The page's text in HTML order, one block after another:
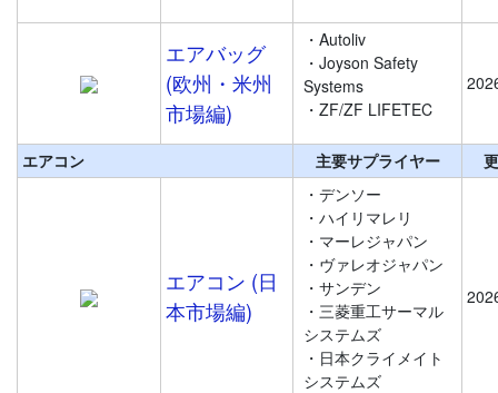
エアバッグ
(欧州・米州
市場編)
・Autoliv
・Joyson Safety
Systems
・ZF/ZF LIFETEC
エアコン 主要サプライヤー
エアコン (日
本市場編)
・デンソー
・ハイリマレリ
・マーレジャパン
・ヴァレオジャパン
・サンデン
・三菱重工サーマル
システムズ
・日本クライメイト
システムズ